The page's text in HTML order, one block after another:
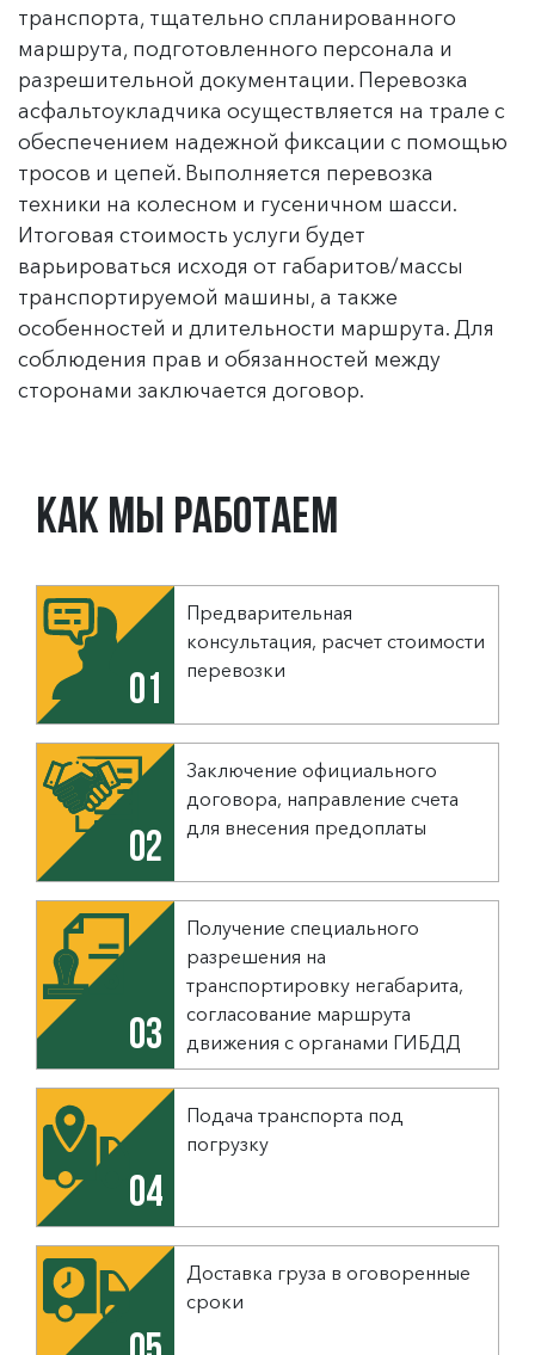
транспорта, тщательно спланированного
маршрута, подготовленного персонала и
разрешительной документации. Перевозка
асфальтоукладчика осуществляется на трале с
обеспечением надежной фиксации с помощью
тросов и цепей. Выполняется перевозка
техники на колесном и гусеничном шасси.
Итоговая стоимость услуги будет
варьироваться исходя от габаритов/массы
транспортируемой машины, а также
особенностей и длительности маршрута. Для
соблюдения прав и обязанностей между
сторонами заключается договор.
Как мы работаем
01
Предварительная
консультация, расчет стоимости
перевозки
02
Заключение официального
договора, направление счета
для внесения предоплаты
03
Получение специального
разрешения на
транспортировку негабарита,
согласование маршрута
движения с органами ГИБДД
04
Подача транспорта под
погрузку
Доставка груза в оговоренные
сроки